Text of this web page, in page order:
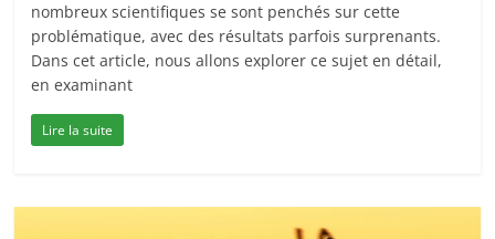
nombreux scientifiques se sont penchés sur cette
problématique, avec des résultats parfois surprenants.
Dans cet article, nous allons explorer ce sujet en détail,
en examinant
Lire la suite